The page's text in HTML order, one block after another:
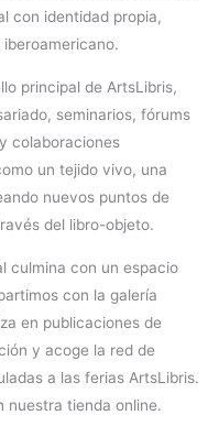
con identidad propia,
principal de ArtsLibris,
seminarios, fórums
colaboraciones
un tejido vivo, una
nuevos puntos de
del libro-objeto.
culmina con un espacio
con la galería
en publicaciones de
y acoge la red de
a las ferias ArtsLibris.
nuestra tienda online.